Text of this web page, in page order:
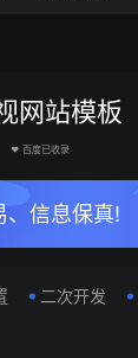
网站模板
百度已收录
、信息保真!
二次开发